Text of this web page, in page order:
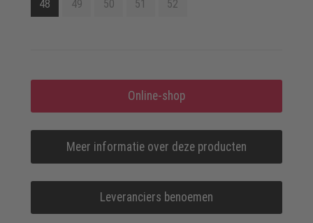
48 49 50 51 52
Online-shop
Meer informatie over deze producten
Leveranciers benoemen